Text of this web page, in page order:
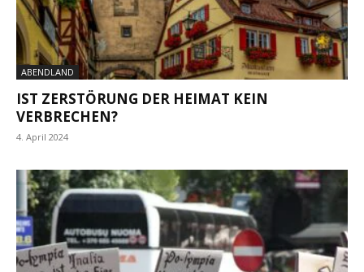
ABENDLAND
IST ZERSTÖRUNG DER HEIMAT KEIN
VERBRECHEN?
4. April 2024